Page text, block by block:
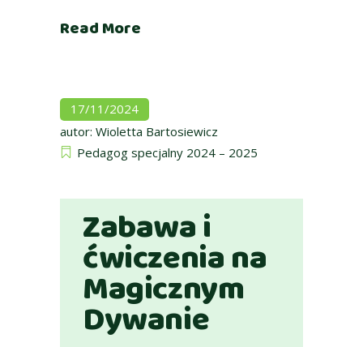
Read More
17/11/2024
autor: Wioletta Bartosiewicz
Pedagog specjalny 2024 – 2025
Zabawa i
ćwiczenia na
Magicznym
Dywanie